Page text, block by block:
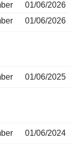
01/06/2026
01/06/2026
01/06/2025
01/06/2024